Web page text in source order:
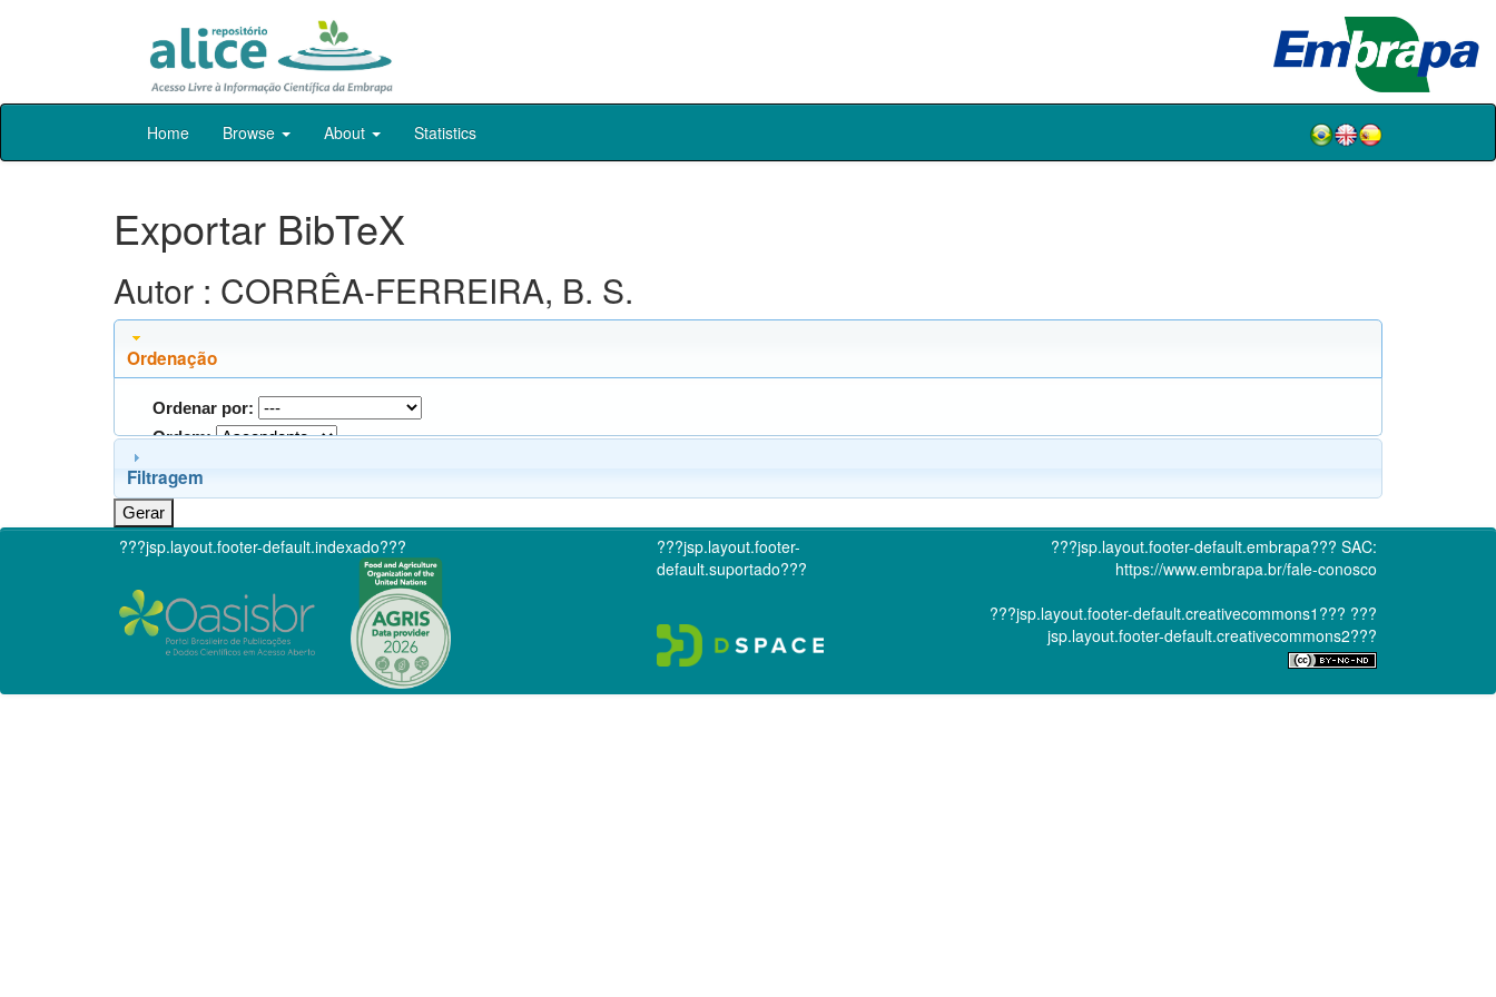
Skip
Home Browse About Statistics
Exportar BibTeX
Autor : CORRÊA-FERREIRA, B. S.
Ordenação
Ordenar por:
Ordem:
Filtragem
???jsp.layout.footer-default.indexado???
???jsp.layout.footer-
default.suportado???
???jsp.layout.footer-default.embrapa??? SAC:
https://www.embrapa.br/fale-conosco
???jsp.layout.footer-default.creativecommons1??? ???
jsp.layout.footer-default.creativecommons2???